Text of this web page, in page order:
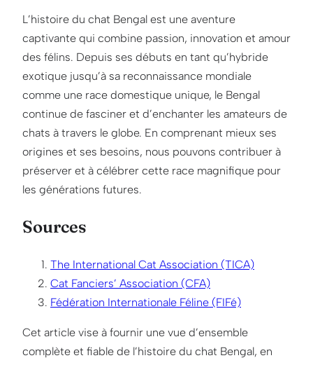
L’histoire du chat Bengal est une aventure
captivante qui combine passion, innovation et amour
des félins. Depuis ses débuts en tant qu’hybride
exotique jusqu’à sa reconnaissance mondiale
comme une race domestique unique, le Bengal
continue de fasciner et d’enchanter les amateurs de
chats à travers le globe. En comprenant mieux ses
origines et ses besoins, nous pouvons contribuer à
préserver et à célébrer cette race magnifique pour
les générations futures.
Sources
The International Cat Association (TICA)
Cat Fanciers’ Association (CFA)
Fédération Internationale Féline (FIFé)
Cet article vise à fournir une vue d’ensemble
complète et fiable de l’histoire du chat Bengal, en